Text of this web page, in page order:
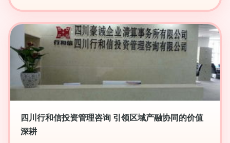
四川行和信投资管理咨询 引领区域产融协同的价值
深耕